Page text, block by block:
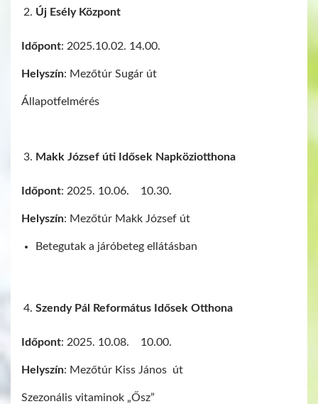
Új Esély Központ
Időpont: 2025.10.02. 14.00.
Helyszín: Mezőtúr Sugár út
Állapotfelmérés
Makk József úti Idősek Napköziotthona
Időpont: 2025. 10.06. 10.30.
Helyszín: Mezőtúr Makk József út
Betegutak a járóbeteg ellátásban
Szendy Pál Református Idősek Otthona
Időpont: 2025. 10.08. 10.00.
Helyszín: Mezőtúr Kiss János út
Szezonális vitaminok „Ősz”